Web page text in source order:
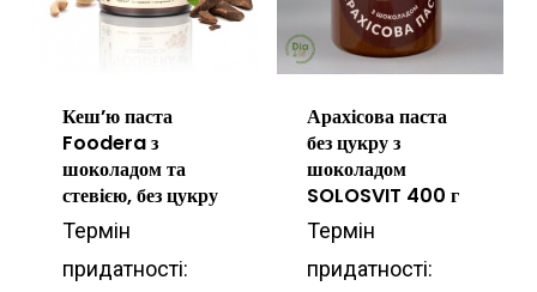
Кеш’ю паста
Foodera з
шоколадом та
стевією, без цукру
Термін
придатності:
Арахісова паста
без цукру з
шоколадом
SOLOSVIT 400 г
Термін
придатності: